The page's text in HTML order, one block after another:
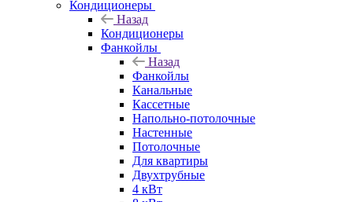
Кондиционеры
Назад
Кондиционеры
Фанкойлы
Назад
Фанкойлы
Канальные
Кассетные
Напольно-потолочные
Настенные
Потолочные
Для квартиры
Двухтрубные
4 кВт